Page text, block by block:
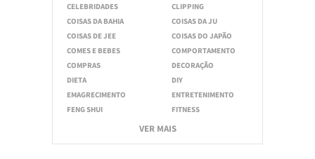
CELEBRIDADES
CLIPPING
COISAS DA BAHIA
COISAS DA JU
COISAS DE JEE
COISAS DO JAPÃO
COMES E BEBES
COMPORTAMENTO
COMPRAS
DECORAÇÃO
DIETA
DIY
EMAGRECIMENTO
ENTRETENIMENTO
FENG SHUI
FITNESS
VER MAIS